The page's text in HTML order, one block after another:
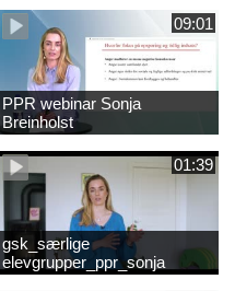
09:01
PPR webinar Sonja
Breinholst
01:39
gsk_særlige
elevgrupper_ppr_sonja
breinholst